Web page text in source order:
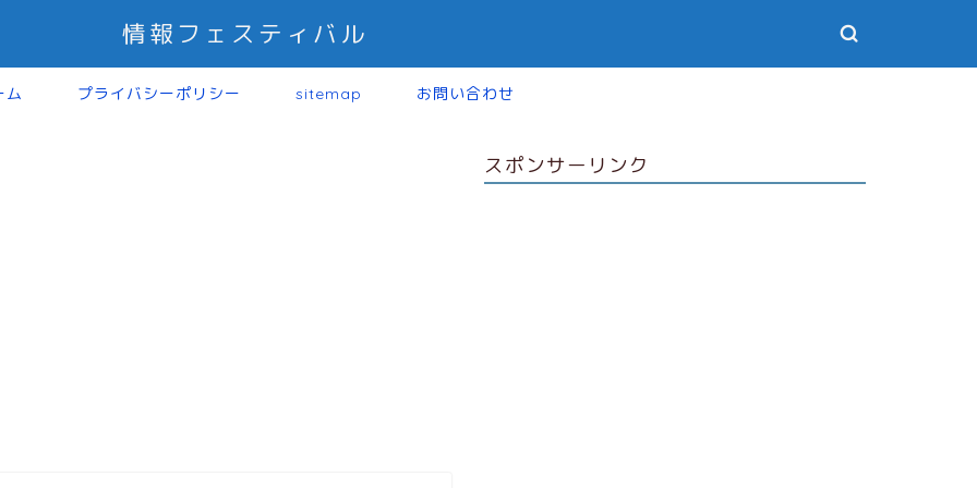
情報フェスティバル
ム プライバシーポリシー sitemap お問い合わせ
スポンサーリンク